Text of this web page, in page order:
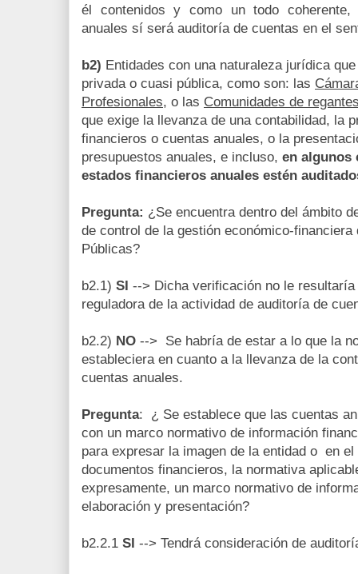
él contenidos y como un todo
anuales sí será auditoría de cuentas en el
b2) Entidades con una naturaleza jurídica
privada o cuasi pública, como son: las
Profesionales, o las Comunidades de
que exige la llevanza de una contabilidad, la
financieros o cuentas anuales, o la
presupuestos anuales, e incluso, en algunos
estados financieros anuales estén
Pregunta: ¿Se encuentra dentro del ámbito
de control de la gestión económico-
Públicas?
b2.1) SI --> Dicha verificación no le
reguladora de la actividad de auditoría de
b2.2) NO --> Se habría de estar a lo que la
estableciera en cuanto a la llevanza de la
cuentas anuales.
Pregunta: ¿ Se establece que las cuentas
con un marco normativo de información
para expresar la imagen de la entidad o en
documentos financieros, la normativa
expresamente, un marco normativo de
elaboración y presentación?
b2.2.1 SI --> Tendrá consideración de